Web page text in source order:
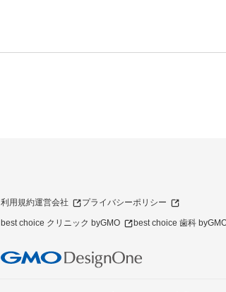
利用規約運営会社 プライバシーポリシー
best choice クリニック byGMO best choice 歯科